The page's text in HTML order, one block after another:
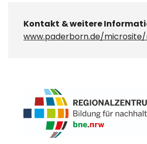
Kontakt & weitere
www.paderborn.de/